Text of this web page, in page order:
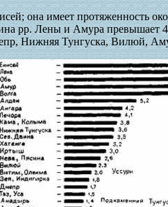
она имеет протяженность
pp. Лены и Амура превышает
Нижняя Тунгуска, Вилюй,